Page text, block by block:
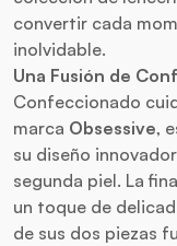
convertir cada
inolvidable.
Una Fusión de
Confeccionado
marca Obsessive,
su diseño
segunda piel. La
un toque de
de sus dos piezas